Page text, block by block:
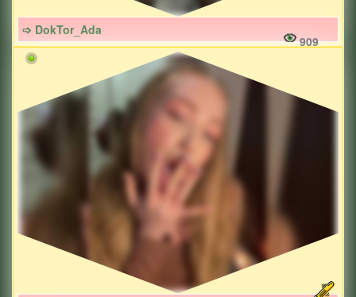
➩ DokTor_Ada
909